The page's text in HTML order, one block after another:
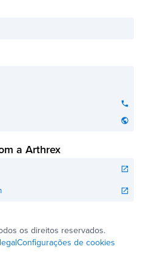
phone
public
a Arthrex
open_in_new
open_in_new
os direitos reservados.
Configurações de cookies